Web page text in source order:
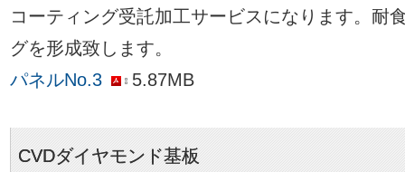
コーティング受託加工サービスになります。耐
グを形成致します。
パネルNo.3
5.87MB
CVDダイヤモンド基板